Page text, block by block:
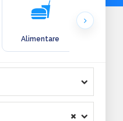
Alimentare